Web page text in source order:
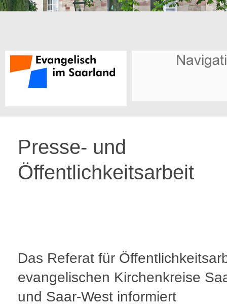
Presse- und
Öffentlichkeitsarbeit
Das Referat für
evangelischen Kirchenkreise
und Saar-West informiert